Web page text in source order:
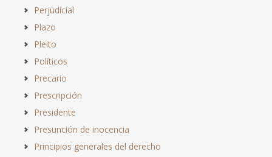
Perjudicial
Plazo
Pleito
Políticos
Precario
Prescripción
Presidente
Presunción de inocencia
Principios generales del derecho